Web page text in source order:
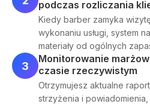
podczas rozliczania
Kiedy barber zamyka
wykonaniu usługi, system
materiały od ogólnych
3
Monitorowanie
czasie rzeczywistym
Otrzymujesz aktualne
strzyżenia i